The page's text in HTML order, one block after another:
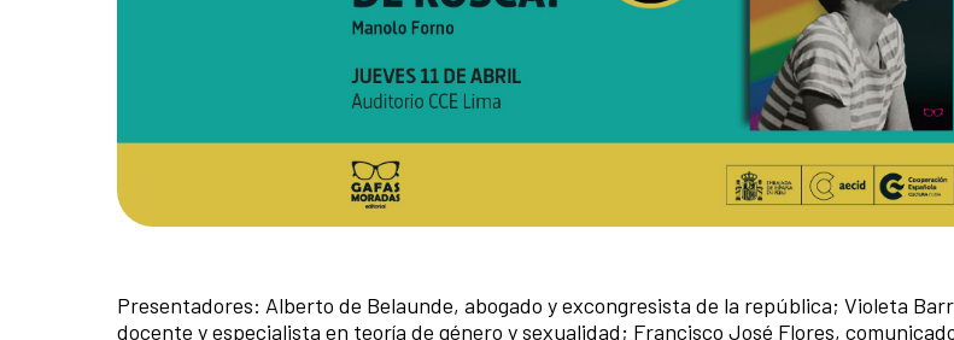
Presentadores: Alberto de Belaunde, abogado y excongresista de la república; Violeta
docente y especialista en teoría de género y sexualidad; Francisco José Flores,